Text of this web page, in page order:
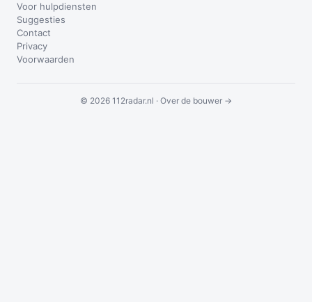
Voor hulpdiensten
Suggesties
Contact
Privacy
Voorwaarden
© 2026 112radar.nl · Over de bouwer →